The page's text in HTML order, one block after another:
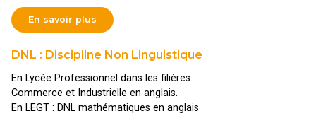
En savoir plus
DNL : Discipline Non Linguistique
En Lycée Professionnel dans les filières
Commerce et Industrielle en anglais.
En LEGT : DNL mathématiques en anglais